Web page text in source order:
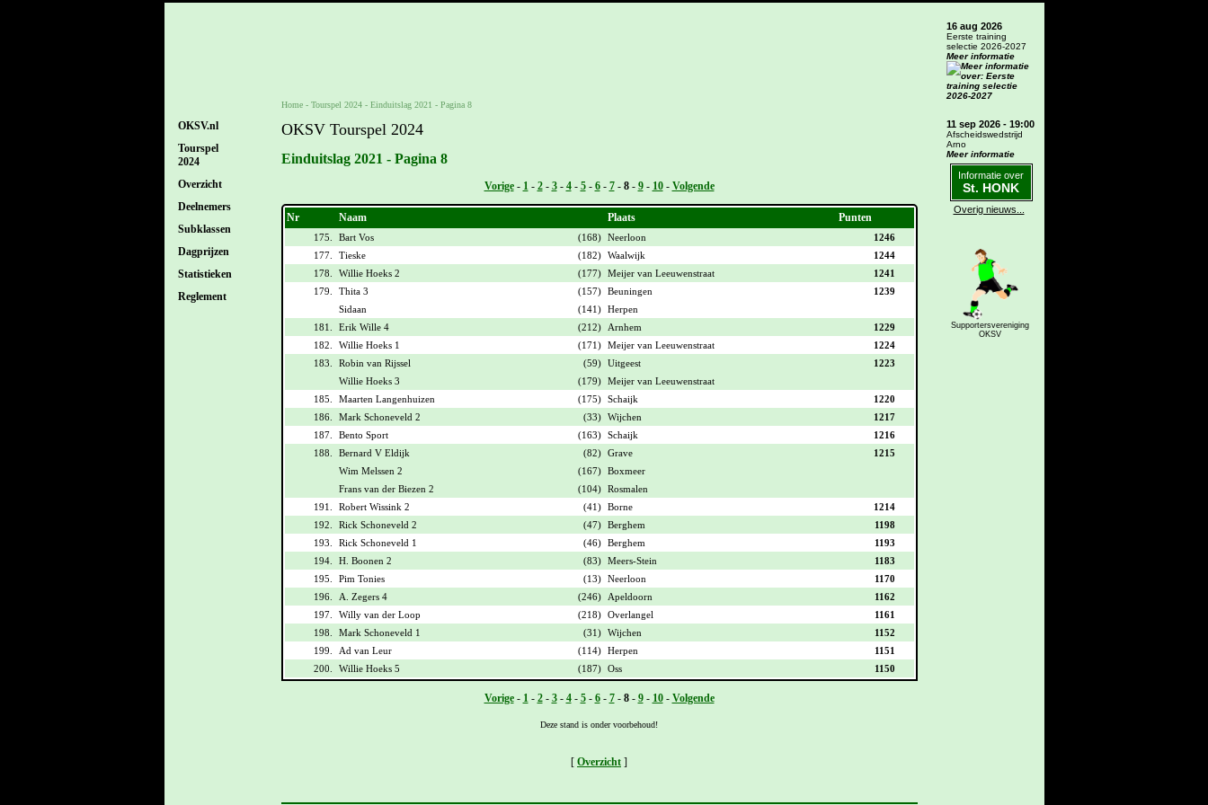
OKSV.nl
Tourspel
2024
Overzicht
Deelnemers
Subklassen
Dagprijzen
Statistieken
Reglement
Home- Tourspel 2024- Einduitslag 2021 - Pagina 8
OKSV Tourspel 2024
Einduitslag 2021 - Pagina 8
Vorige- 1 - 2- 3- 4- 5- 6- 7- 8- 9- 10- Volgende
Nr Naam Plaats Punten
175. Bart Vos (168) Neerloon
1246
177.
Tieske (182) Waalwijk
1244
178.
Willie Hoeks 2 (177) Meijer van Leeuwenstraat
1241
179.
Thita 3 (157) Beuningen
1239
Sidaan
(141) Herpen
181.
Erik Wille 4 (212) Arnhem
1229
182.
Willie Hoeks 1 (171) Meijer van Leeuwenstraat
1224
183.
Robin van Rijssel (59) Uitgeest
1223
Willie Hoeks 3
(179) Meijer van Leeuwenstraat
185.
Maarten Langenhuizen (175) Schaijk
1220
186.
Mark Schoneveld 2 (33) Wijchen
1217
187.
Bento Sport (163) Schaijk
1216
188.
Bernard V Eldijk (82) Grave
1215
Wim Melssen 2
(167) Boxmeer
Frans van der Biezen 2
(104) Rosmalen
191.
Robert Wissink 2 (41) Borne
1214
192.
Rick Schoneveld 2 (47) Berghem
1198
193.
Rick Schoneveld 1 (46) Berghem
1193
194.
H. Boonen 2 (83) Meers-Stein
1183
195.
Pim Tonies (13) Neerloon
1170
196.
A. Zegers 4 (246) Apeldoorn
1162
197.
Willy van der Loop (218) Overlangel
1161
198.
Mark Schoneveld 1 (31) Wijchen
1152
199.
Ad van Leur (114) Herpen
1151
200.
Willie Hoeks 5 (187) Oss 1150
Vorige- 1 - 2- 3- 4- 5- 6- 7- 8- 9- 10- Volgende
Deze stand is onder voorbehoud!
[ Overzicht ]
16 aug 2026
Eerste training
selectie 2026-2027
Meer informatie
11 sep 2026 - 19:00
Afscheidswedstrijd
Arno
Meer informatie
Informatie over
St. HONK
Overig nieuws...
Supportersvereniging
OKSV